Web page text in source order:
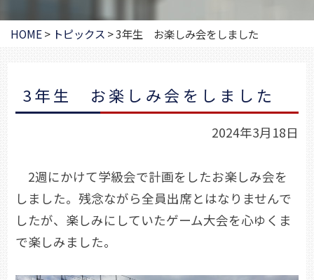
HOME> トピックス >3年生 お楽しみ会をしました
3年生 お楽しみ会をしました
2024年3月18日
2週にかけて学級会で計画をしたお楽しみ会を
しました。残念ながら全員出席とはなりませんで
したが、楽しみにしていたゲーム大会を心ゆくま
で楽しみました。